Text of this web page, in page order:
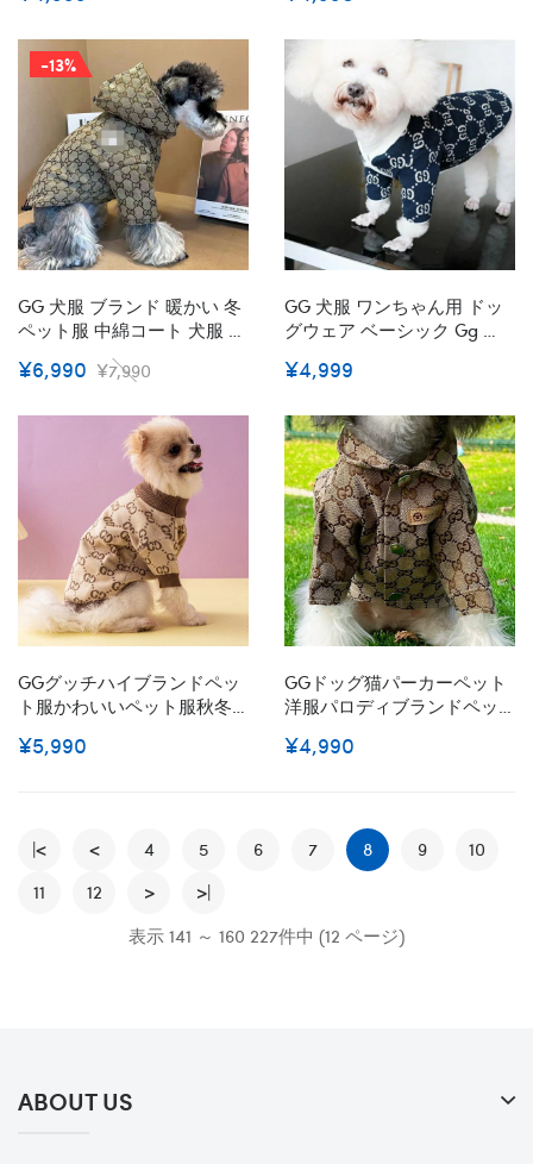
ン 犬ウェア 薄い 通気性 柔
らかい 内着き お出かけ 散歩
-13%
GG 犬服 ブランド 暖かい 冬
ペット服 中綿コート 犬服 小
型犬ウェア Gg ペット用中綿
ジャケット 子犬コスチュー
コート 防寒ジャケット チワ
ワ服 ペット冬服 韓国 人気モ
ノグラム柄 かっこいい
¥6,990 ¥7,990
GG 犬服 ワンちゃん用 ドッ
グウェア ベーシック Gg ジ
トイプードル マルチーズ 冬
型犬 ペット服
¥4,999
GGグッチハイブランドペッ
ト服かわいいペット服秋冬
かわいいブランド猫服ペッ
¥5,990
GGドッグ猫パーカーペット
洋服パロディブランドペッ
ャツ通気性ハイブランド犬
¥4,990
|< < 4 5 6 7 8 9
10
11
12 >
>|
表示 141 ～ 160 227件中 (12 ページ)
ABOUT US